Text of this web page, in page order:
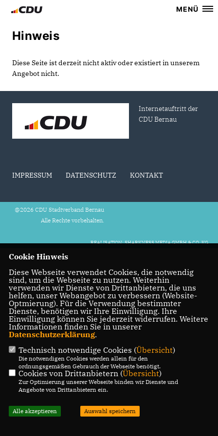
MENÜ
Hinweis
Diese Seite ist derzeit nicht aktiv oder existiert in unserem
Angebot nicht.
Internetauftritt der
CDU Bernau
IMPRESSUM DATENSCHUTZ KONTAKT
@2026 CDU Stadtverband Bernau
Alle Rechte vorbehalten.
REALISATION: SHARKNESS MEDIA GMBH & CO. KG
Cookie Hinweis
Diese Webseite verwendet Cookies, die notwendig
sind, um die Webseite zu nutzen. Weiterhin
verwenden wir Dienste von Drittanbietern, die uns
helfen, unser Webangebot zu verbessern (Website-
Optmierung). Für die Verwendung bestimmter
Dienste, benötigen wir Ihre Einwilligung. Ihre
Einwilligung können Sie jederzeit widerrufen. Weitere
Informationen finden Sie in unserer
Datenschutzerklärung.
Technisch notwendige Cookies (Übersicht)
Die notwendigen Cookies werden allein für den
ordnungsgemäßen Gebrauch der Webseite benötigt.
Cookies von Drittanbietern (Übersicht)
Zur Optimierung unserer Webseite binden wir Dienste und
Angebote von Drittanbietern ein.
Alle akzeptieren Auswahl speichern